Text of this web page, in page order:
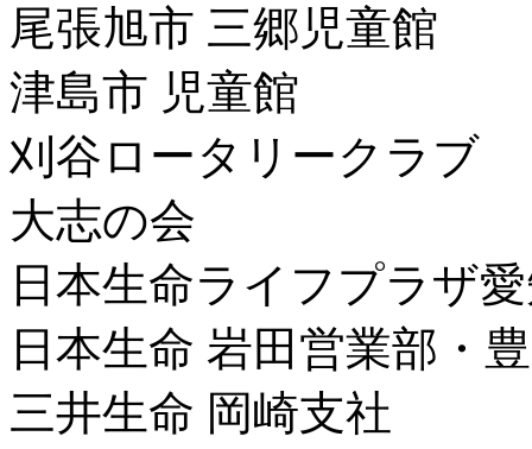
尾張旭市 三郷児童館
津島市 児童館
刈谷ロータリークラブ
大志の会
日本生命ライフプラザ
日本生命 岩田営業部・
三井生命 岡崎支社